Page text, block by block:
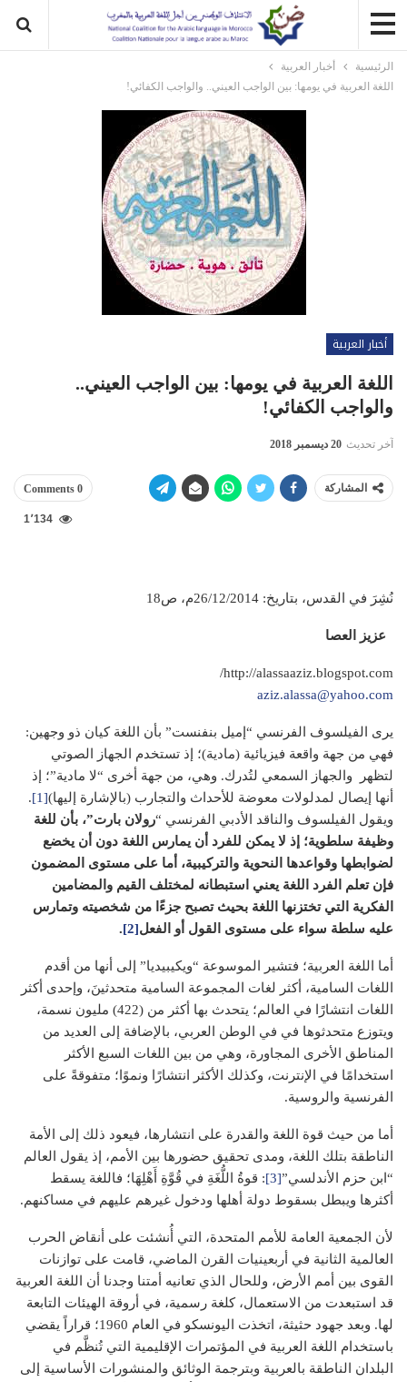
الرئيسية
أخبار العربية
اللغة العربية في يومها: بين الواجب العيني.. والواجب الكفائي!
أخبار العربية
اللغة العربية في يومها: بين الواجب العيني..
والواجب الكفائي!
آخر تحديث 20 ديسمبر 2018
المشاركة 0 Comments
1٬134
نُشِرَ في القدس، بتاريخ: 26/12/2014م، ص18
عزيز العصا
http://alassaaziz.blogspot.com/
aziz.alassa@yahoo.com
يرى الفيلسوف الفرنسي “إميل بنفنست” بأن اللغة كيان ذو وجهين:
فهي من جهة واقعة فيزيائية (مادية)؛ إذ تستخدم الجهاز الصوتي
لتظهر والجهاز السمعي لتُدرك. وهي، من جهة أخرى “لا مادية”؛ إذ
أنها إيصال لمدلولات معوضة للأحداث والتجارب (بالإشارة إليها)[1]
.
ويقول الفيلسوف والناقد الأدبي الفرنسي “رولان بارت”، بأن للغة
وظيفة سلطوية؛ إذ لا يمكن للفرد أن يمارس اللغة دون أن يخضع
لضوابطها وقواعدها النحوية والتركيبية، أما على مستوى المضمون
فإن تعلم الفرد اللغة يعني استبطانه لمختلف القيم والمضامين
الفكرية التي تختزنها اللغة بحيث تصبح جزءًا من شخصيته وتمارس
عليه سلطة سواء على مستوى القول أو الفعل[2]
.
أما اللغة العربية؛ فتشير الموسوعة “ويكيبيديا” إلى أنها من أقدم
اللغات السامية، أكثر لغات المجموعة السامية متحدثينَ، وإحدى أكثر
اللغات انتشارًا في العالم؛ يتحدث بها أكثر من (422) مليون نسمة،
ويتوزع متحدثوها في في الوطن العربي، بالإضافة إلى العديد من
المناطق الأخرى المجاورة، وهي من بين اللغات السبع الأكثر
استخدامًا في الإنترنت، وكذلك الأكثر انتشارًا ونموًا؛ متفوقةً على
الفرنسية والروسية.
أما من حيث قوة اللغة والقدرة على انتشارها، فيعود ذلك إلى الأمة
الناطقة بتلك اللغة، ومدى تحقيق حضورها بين الأمم، إذ يقول العالم
“ابن حزم الأندلسي”[3]
: قوةُ اللُّغَةِ في قُوَّةِ أَهْلِهَا؛ فاللغة يسقط
أكثرها ويبطل بسقوط دولة أهلها ودخول غيرهم عليهم في مساكنهم.
لأن الجمعية العامة للأمم المتحدة، التي أُنشئت على أنقاض الحرب
العالمية الثانية في أربعينيات القرن الماضي، قامت على توازنات
القوى بين أمم الأرض، وللحال الذي تعانيه أمتنا وجدنا أن اللغة العربية
قد استبعدت من الاستعمال، كلغة رسمية، في أروقة الهيئات التابعة
لها. وبعد جهود حثيثة، اتخذت اليونسكو في العام 1960؛ قراراً يقضي
باستخدام اللغة العربية في المؤتمرات الإقليمية التي تُنظَّم في
البلدان الناطقة بالعربية وبترجمة الوثائق والمنشورات الأساسية إلى